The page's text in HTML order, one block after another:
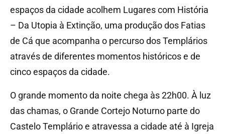
espaços da cidade acolhem Lugares com História
– Da Utopia à Extinção, uma produção dos Fatias
de Cá que acompanha o percurso dos Templários
através de diferentes momentos históricos e de
cinco espaços da cidade.
O grande momento da noite chega às 22h00. À luz
das chamas, o Grande Cortejo Noturno parte do
Castelo Templário e atravessa a cidade até à Igreja